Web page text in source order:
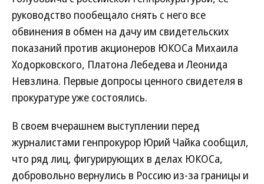
руководство пообещало снять с него все
обвинения в обмен на дачу им свидетельских
показаний против акционеров ЮКОСа Михаила
Ходорковского, Платона Лебедева и Леонида
Невзлина. Первые допросы ценного свидетеля в
прокуратуре уже состоялись.
В своем вчерашнем выступлении перед
журналистами генпрокурор Юрий Чайка сообщил,
что ряд лиц, фигурирующих в делах ЮКОСа,
добровольно вернулись в Россию из-за границы и